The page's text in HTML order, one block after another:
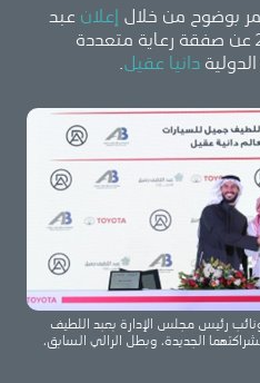
بوضوح من خلال إعلانعبد
اللطيف جميل في فبراير 2022 عن صفقة رعاية متعددة
دانيا عقيل.
رئيس مجلس الإدارة بعبد اللطيف
الجديدة، وبطل الرالي السابق،